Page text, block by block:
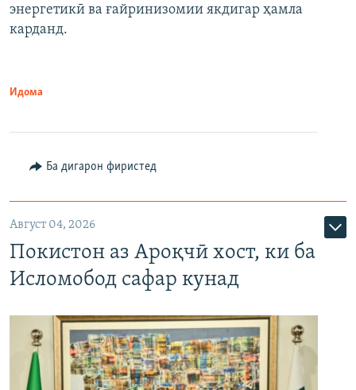
энергетикӣ ва ғайринизомии якдигар ҳамла
карданд.
Идома
Ба дигарон фиристед
Август 04, 2026
Покистон аз Ароқчӣ хост, ки ба
Исломобод сафар кунад